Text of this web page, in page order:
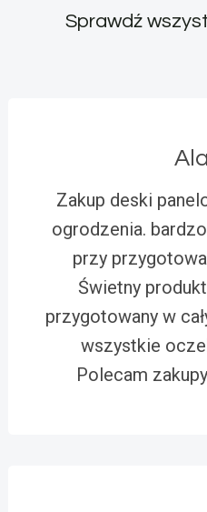
Sprawdź
Zakup deski
ogrodzenia.
przy
Świetny
przygotowany w
wszystkie
Polecam